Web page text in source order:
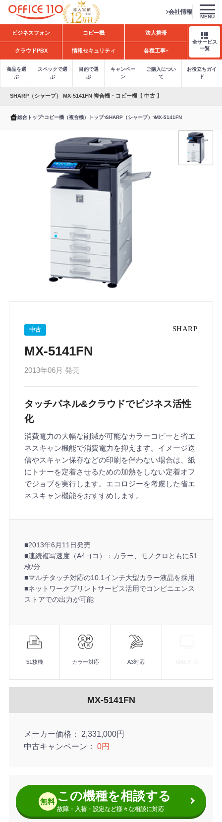
H
o
会社情報
MENU
ビジネスフォン コピー機 法人携帯
クラウドPBX 情報セキュリティ 各種工事
全サービス
一覧
商品を選
ぶ
スペックで選
ぶ
目的で選
ぶ
キャンペー
ン
ご購入につい
て
お役立ちガイ
ド
SHARP（シャープ） MX-5141FN 複合機・コピー機【 中古 】
総合トップ コピー機（複合機）トップ SHARP（シャープ） MX-5141FN
MX-5141FN
2013年06月 発売
中古
タッチパネル&クラウドでビジネス活性
化
消費電力の大幅な削減が可能なカラーコピーと省エ
ネスキャン機能で消費電力を抑えます。イメージ送
信やスキャン保存などの印刷を伴わない場合は、紙
にトナーを定着させるための加熱をしない定着オフ
でジョブを実行します。エコロジーを考慮した省エ
ネスキャン機能をおすすめします。
■2013年6月11日発売
■連続複写速度（A4ヨコ）：カラー、モノクロともに51
枚/分
■マルチタッチ対応の10.1インチ大型カラー液晶を採用
■ネットワークプリントサービス活用でコンビニエンス
ストアでの出力が可能
51枚機 カラー対応 A3対応
MX-5141FN
メーカー価格
2,331,000円
中古キャンペーン
0円
無料 この機種を相談する
故障・入替・設定など様々な相談に対応